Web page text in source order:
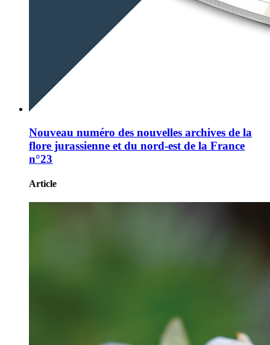
Nouveau numéro des nouvelles archives de la
flore jurassienne et du nord-est de la France
n°23
Article